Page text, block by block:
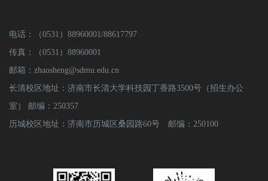
电话：（0531）88960001/88617797
传真：（0531）88960001
邮箱：zhaosheng@sdmu.edu.cn
长清校区地址：济南市长清大学科技园丁香路3500号（招生办公
室） 邮编：250357
历城校区地址：济南市历城区桑园路60号 邮编：250100